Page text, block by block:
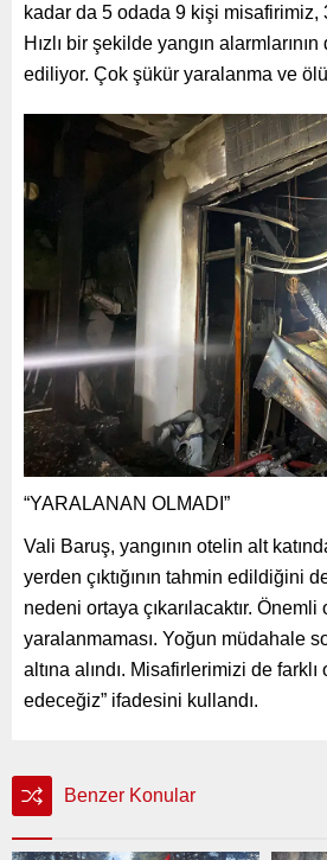
kadar da 5 odada 9 kişi misafirimiz,
Hızlı bir şekilde yangın
ediliyor. Çok şükür yaralanma ve
“YARALANAN OLMADI”
Vali Baruş, yangının otelin alt
yerden çıktığının tahmin edildiğini
nedeni ortaya çıkarılacaktır.
yaralanmaması. Yoğun müdahale
altına alındı. Misafirlerimizi de
edeceğiz” ifadesini kullandı.
Benzer Konular